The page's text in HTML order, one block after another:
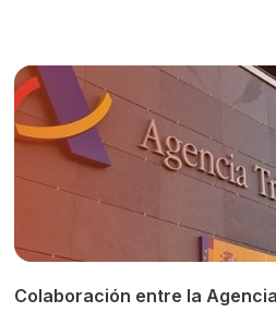
Colaboración entre la